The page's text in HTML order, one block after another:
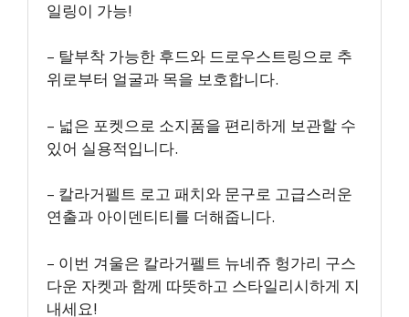
일링이 가능!
– 탈부착 가능한 후드와 드로우스트링으로 추
위로부터 얼굴과 목을 보호합니다.
– 넓은 포켓으로 소지품을 편리하게 보관할 수
있어 실용적입니다.
– 칼라거펠트 로고 패치와 문구로 고급스러운
연출과 아이덴티티를 더해줍니다.
– 이번 겨울은 칼라거펠트 뉴네쥬 헝가리 구스
다운 자켓과 함께 따뜻하고 스타일리시하게 지
내세요!